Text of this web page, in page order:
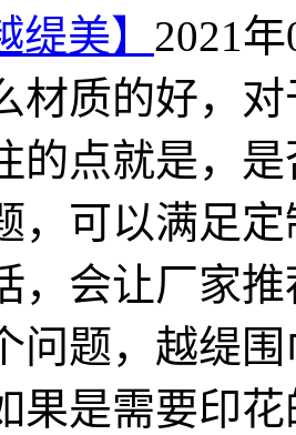
美】 2021
材质的好，
的点就是，
，可以满足
，会让厂家
问题，越缇
果是需要印